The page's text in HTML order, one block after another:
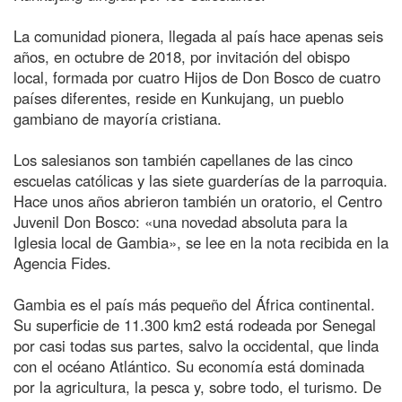
La comunidad pionera, llegada al país hace apenas seis
años, en octubre de 2018, por invitación del obispo
local, formada por cuatro Hijos de Don Bosco de cuatro
países diferentes, reside en Kunkujang, un pueblo
gambiano de mayoría cristiana.
Los salesianos son también capellanes de las cinco
escuelas católicas y las siete guarderías de la parroquia.
Hace unos años abrieron también un oratorio, el Centro
Juvenil Don Bosco: «una novedad absoluta para la
Iglesia local de Gambia», se lee en la nota recibida en la
Agencia Fides.
Gambia es el país más pequeño del África continental.
Su superficie de 11.300 km2 está rodeada por Senegal
por casi todas sus partes, salvo la occidental, que linda
con el océano Atlántico. Su economía está dominada
por la agricultura, la pesca y, sobre todo, el turismo. De